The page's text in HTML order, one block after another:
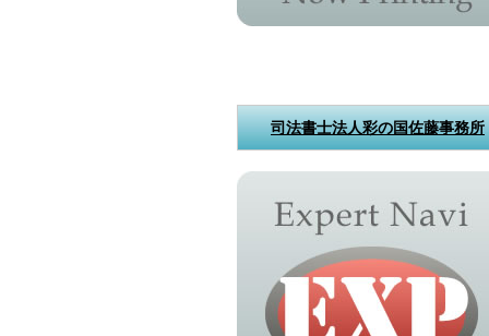
司法書士法人彩の国佐藤事務所